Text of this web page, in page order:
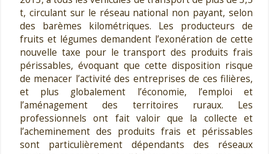
t, circulant sur le réseau national non payant, selon
des barèmes kilométriques. Les producteurs de
fruits et légumes demandent l’exonération de cette
nouvelle taxe pour le transport des produits frais
périssables, évoquant que cette disposition risque
de menacer l’activité des entreprises de ces filières,
et plus globalement l’économie, l’emploi et
l’aménagement des territoires ruraux. Les
professionnels ont fait valoir que la collecte et
l’acheminement des produits frais et périssables
sont particulièrement dépendants des réseaux